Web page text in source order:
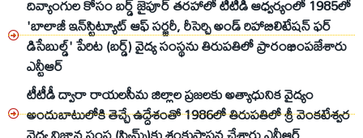
'బాలాజీ ఇన్‌స్టిట్యూట్‌ ఆఫ్‌ సర్జరీ, రీసెర్చి అండ్‌ రిహాబిలిటేషన్‌ ఫర్‌
డిసేబుల్డ్‌' పేరిట (బర్డ్‌) వైద్య సంస్థను తిరుపతిలో ప్రారంభింపజేశారు
ఎన్టీఆర్
టీటీడీ ద్వారా రాయలసీమ జిల్లాల ప్రజలకు అత్యాధునిక వైద్యం
అందుబాటులోకి తెచ్చే ఉద్దేశంతో 1986లో తిరుపతిలో శ్రీ వెంకటేశ్వర